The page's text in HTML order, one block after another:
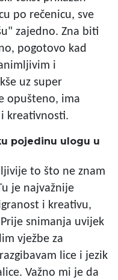
po rečenicu, sve
zajedno. Zna biti
pogotovo kad
i
uz super
opušteno, ima
kreativnosti.
pojedinu ulogu u
to što ne znam
je najvažnije
i kreativu,
snimanja uvijek
vježbe za
lice i jezik
Važno mi je da